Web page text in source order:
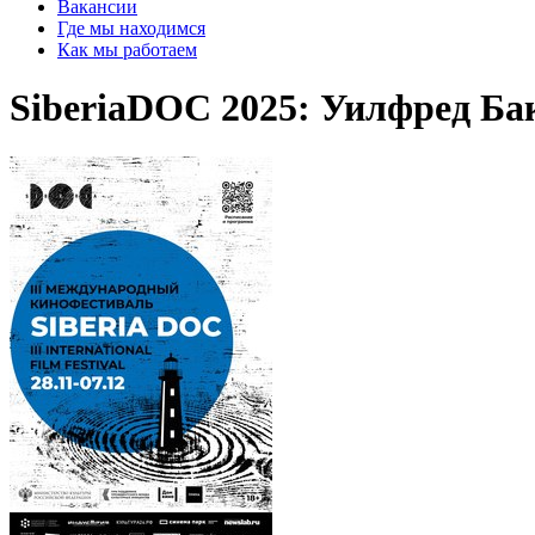
Вакансии
Где мы находимся
Как мы работаем
SiberiaDOC 2025: Уилфред